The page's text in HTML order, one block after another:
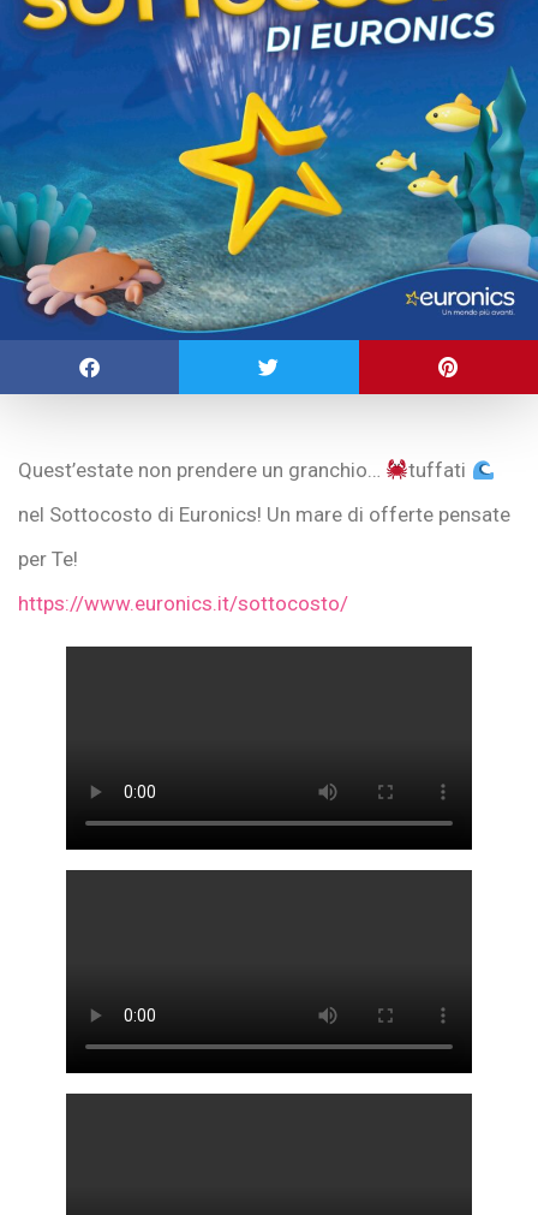
Quest’estate non prendere un granchio…
tuffati
nel Sottocosto di Euronics! Un mare di offerte pensate
per Te!
https://www.euronics.it/sottocosto/